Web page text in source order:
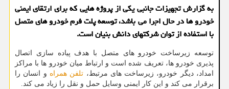
به گزارش تجهیزات جانبی یکی از پروژه هایی که برای ارتقای ایمنی
خودرو ها در حال اجرا می باشد، توسعه پلت فرم خودرو های متصل
با استفاده از توان شرکتهای دانش بنیان است.
توسعه زیرساخت خودرو های متصل با هدف پیاده سازی اتصال
پذیری خودرو ها، تعریف شده است و ارتباط میان خودرو ها با مراکز
امداد، دیگر خودرو، زیرساخت های مرتبط، تلفن همراه و انسان را
برقرار می کند و این کار ایمنی وسایل حمل و نقل را زیاد می کند.